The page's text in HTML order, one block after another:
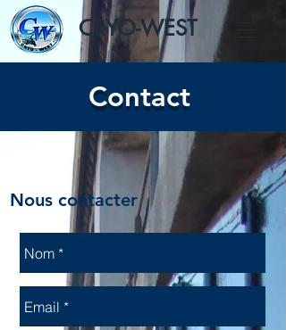
CRYO-WEST
Contact
Nous contacter